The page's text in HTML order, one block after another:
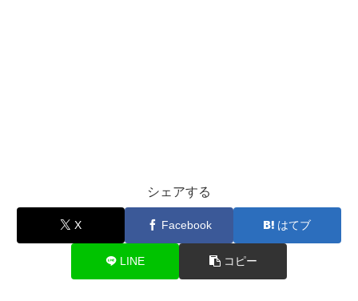
シェアする
X Facebook はてブ
LINE コピー